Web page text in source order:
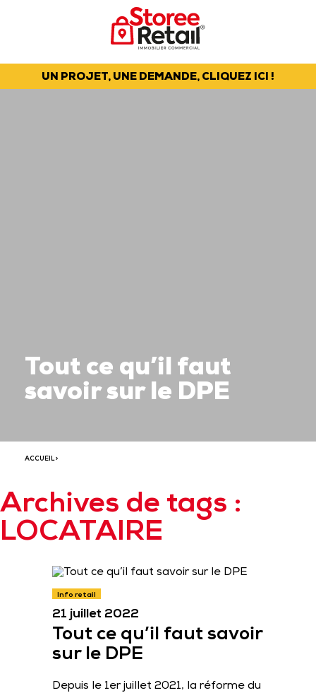
UN PROJET, UNE DEMANDE, CLIQUEZ ICI !
Tout ce qu’il faut
savoir sur le DPE
ACCUEIL>
Archives de tags :
LOCATAIRE
Info retail
21 juillet 2022
Tout ce qu’il faut savoir
sur le DPE
Depuis le 1er juillet 2021, la réforme du